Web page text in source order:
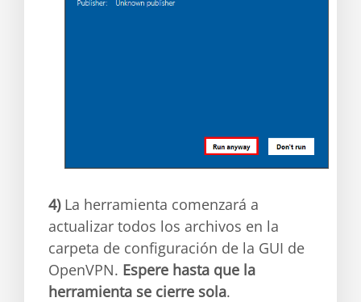
4)La herramienta comenzará a
actualizar todos los archivos en la
carpeta de configuración de la GUI de
OpenVPN. Espere hasta que la
herramienta se cierre sola.